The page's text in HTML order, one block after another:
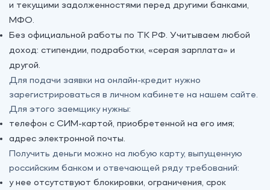
и текущими задолженностями перед другими банками,
МФО.
Без официальной работы по ТК РФ. Учитываем любой
доход: стипендии, подработки, «‎серая зарплата» и
другой.
Для подачи заявки на онлайн-кредит нужно
зарегистрироваться в личном кабинете на нашем сайте.
Для этого заемщику нужны:
телефон с СИМ-картой, приобретенной на его имя;
адрес электронной почты.
Получить деньги можно на любую карту, выпущенную
российским банком и отвечающей ряду требований:
у нее отсутствуют блокировки, ограничения, срок